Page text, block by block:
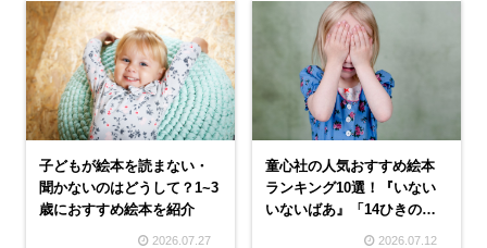
子どもが絵本を読まない・
聞かないのはどうして？1~3
歳におすすめ絵本を紹介
2026.07.27
童心社の人気おすすめ絵本
ランキング10選！『いない
いないばあ』「14ひきのシ
2026.07.12